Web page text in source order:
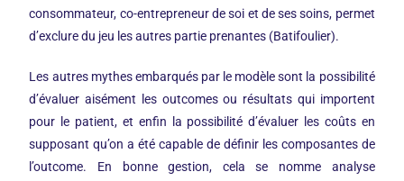
consommateur, co-entrepreneur de soi et de ses soins, permet
d’exclure du jeu les autres partie prenantes (Batifoulier).
Les autres mythes embarqués par le modèle sont la possibilité
d’évaluer aisément les outcomes ou résultats qui importent
pour le patient, et enfin la possibilité d’évaluer les coûts en
supposant qu’on a été capable de définir les composantes de
l’outcome. En bonne gestion, cela se nomme analyse